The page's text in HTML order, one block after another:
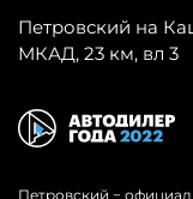
Петровский на
МКАД, 23 км, вл 3
Петровский −